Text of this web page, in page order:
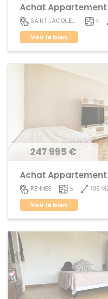
Achat Appartement
SAINT JACQUES DE LA LANDE 4
Voir le bien
247 995 €
Achat Appartement
RENNES 6
103
Voir le bien